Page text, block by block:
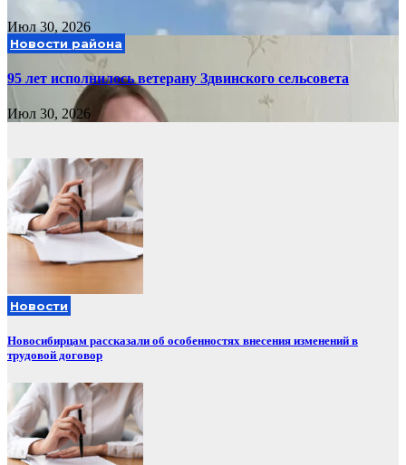
Июл 30, 2026
Новости района
95 лет исполнилось ветерану Здвинского сельсовета
Июл 30, 2026
Новости
Новосибирцам рассказали об особенностях внесения изменений в
трудовой договор